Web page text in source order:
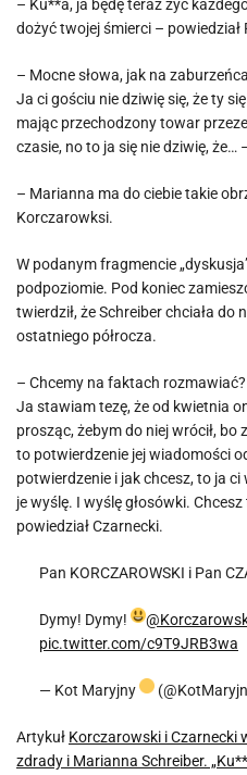
– Ku**a, ja będę teraz żyć
dożyć twojej śmierci –
– Mocne słowa, jak na
Ja ci gościu nie dziwię się, że ty
mając przechodzony towar
czasie, no to ja się nie dziwię, że…
– Marianna ma do ciebie takie
Korczarowksi.
W podanym fragmencie
podpoziomie. Pod koniec
twierdził, że Schreiber chciała
ostatniego półrocza.
– Chcemy na faktach
Ja stawiam tezę, że od kwietnia
prosząc, żebym do niej wrócił,
to potwierdzenie jej wiadomości
potwierdzenie i jak chcesz, to ja
je wyślę. I wyślę głosówki.
powiedział Czarnecki.
Pan KORCZAROWSKI i Pan
Dymy! Dymy!
pic.twitter.com/c9T9JRB3wa
— Kot Maryjny
Artykuł Korczarowski i Czarnecki
zdrady i Marianna Schreiber.